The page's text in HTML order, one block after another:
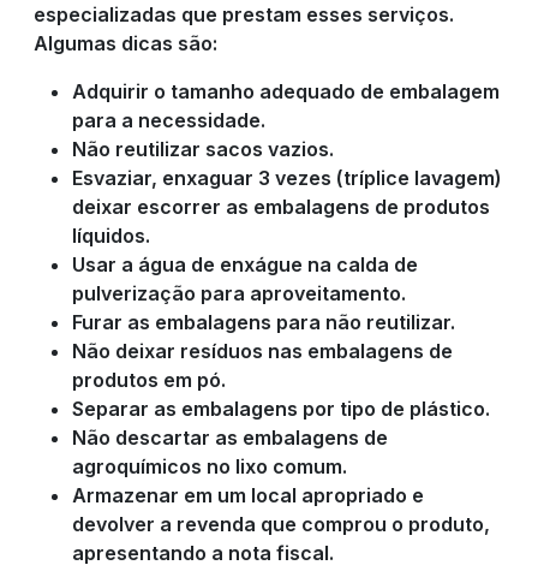
especializadas que prestam esses serviços.
Algumas dicas são:
Adquirir o tamanho adequado de embalagem
para a necessidade.
Não reutilizar sacos vazios.
Esvaziar, enxaguar 3 vezes (tríplice lavagem)
deixar escorrer as embalagens de produtos
líquidos.
Usar a água de enxágue na calda de
pulverização para aproveitamento.
Furar as embalagens para não reutilizar.
Não deixar resíduos nas embalagens de
produtos em pó.
Separar as embalagens por tipo de plástico.
Não descartar as embalagens de
agroquímicos no lixo comum.
Armazenar em um local apropriado e
devolver a revenda que comprou o produto,
apresentando a nota fiscal.